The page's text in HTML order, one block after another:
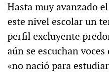
Hasta muy avanzado
este nivel escolar un
perfil excluyente
aún se escuchan
«no nació para